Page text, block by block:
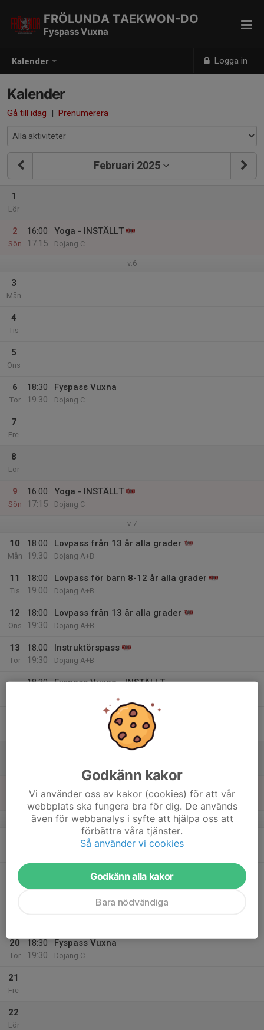
Kalender Logga in
FRÖLUNDA TAEKWON-DO
Fyspass Vuxna
Kalender
Gå till idag | Prenumerera
Februari 2025
1
Lör
2
Sön
16:00
17:15
Yoga - INSTÄLLT
Dojang C
v.6
3
Mån
4
Tis
5
Ons
6
Tor
18:30
19:30
Fyspass Vuxna
Dojang C
7
Fre
8
Lör
9
Sön
16:00
17:15
Yoga - INSTÄLLT
Dojang C
v.7
10
Mån
18:00
19:30
Lovpass från 13 år alla grader
Dojang A+B
11
Tis
18:00
19:00
Lovpass för barn 8-12 år alla grader
Dojang A+B
12
Ons
18:00
19:30
Lovpass från 13 år alla grader
Dojang A+B
13
Tor
18:00
19:30
Instruktörspass
Dojang A+B
18:30
Fyspass Vuxna - INSTÄLLT
17:15
Dojang C
v.8
18
20
Tor
18:30
19:30
Fyspass Vuxna
Dojang C
21
Fre
22
Lör
Godkänn kakor
Vi använder oss av kakor (cookies) för att vår
webbplats ska fungera bra för dig. De används
även för webbanalys i syfte att hjälpa oss att
förbättra våra tjänster.
Så använder vi cookies
Godkänn alla kakor
Bara nödvändiga